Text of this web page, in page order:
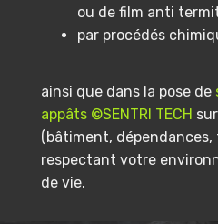
ou de film anti
par procédés
ainsi que dans la pose de
appâts ©SENTRI TECH
(bâtiment,
respectant votre
de vie.